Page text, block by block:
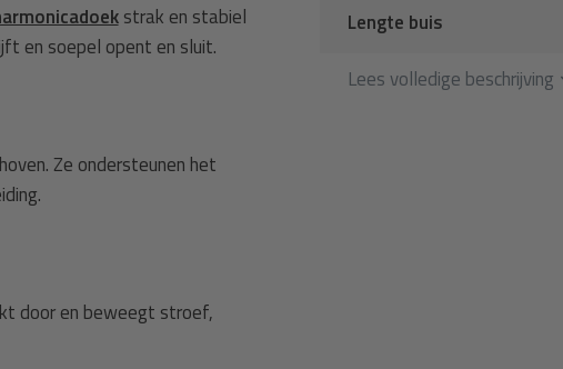
strak en stabiel
en soepel opent en sluit.
Ze ondersteunen het
door en beweegt stroef,
Lengte buis
Lees volledige beschrijving